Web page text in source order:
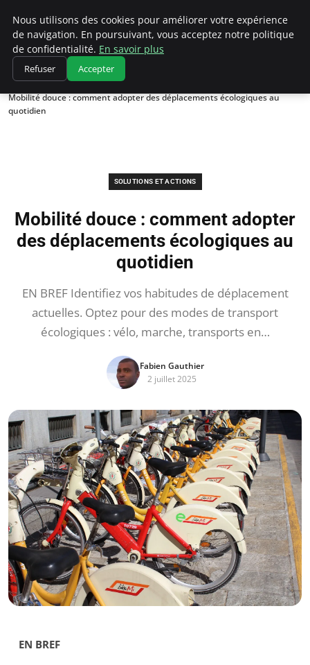
Climatedebtagents
Accueil
Solutions et Actions
Mobilité douce : comment adopter des déplacements écologiques au
quotidien
SOLUTIONS ET ACTIONS
Mobilité douce : comment adopter
des déplacements écologiques au
quotidien
EN BREF Identifiez vos habitudes de déplacement
actuelles. Optez pour des modes de transport
écologiques : vélo, marche, transports en…
Fabien Gauthier
2 juillet 2025
EN BREF
Nous utilisons des cookies pour améliorer votre expérience
de navigation. En poursuivant, vous acceptez notre politique
de confidentialité. En savoir plus
Refuser Accepter